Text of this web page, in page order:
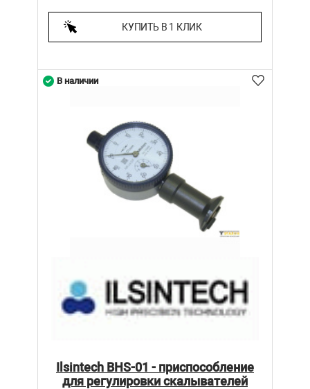
КУПИТЬ В 1 КЛИК
Ilsintech BHS-01 - приспособление
для регулировки скалывателей
В наличии